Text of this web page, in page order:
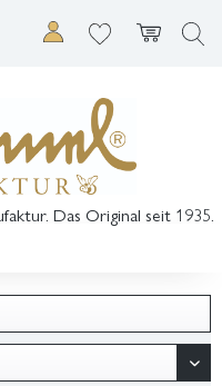
Das Original seit 1935.